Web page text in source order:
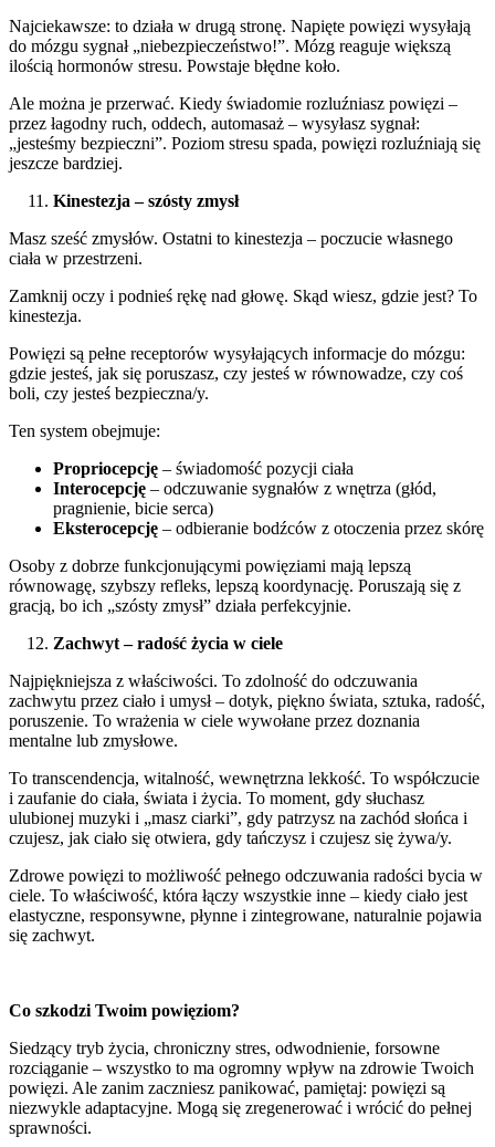
Najciekawsze: to działa w drugą stronę. Napięte powięzi wysyłają
do mózgu sygnał „niebezpieczeństwo!”. Mózg reaguje większą
ilością hormonów stresu. Powstaje błędne koło.
Ale można je przerwać. Kiedy świadomie rozluźniasz powięzi –
przez łagodny ruch, oddech, automasaż – wysyłasz sygnał:
„jesteśmy bezpieczni”. Poziom stresu spada, powięzi rozluźniają się
jeszcze bardziej.
Kinestezja – szósty zmysł
Masz sześć zmysłów. Ostatni to kinestezja – poczucie własnego
ciała w przestrzeni.
Zamknij oczy i podnieś rękę nad głowę. Skąd wiesz, gdzie jest? To
kinestezja.
Powięzi są pełne receptorów wysyłających informacje do mózgu:
gdzie jesteś, jak się poruszasz, czy jesteś w równowadze, czy coś
boli, czy jesteś bezpieczna/y.
Ten system obejmuje:
Propriocepcję – świadomość pozycji ciała
Interocepcję – odczuwanie sygnałów z wnętrza (głód,
pragnienie, bicie serca)
Eksterocepcję – odbieranie bodźców z otoczenia przez skórę
Osoby z dobrze funkcjonującymi powięziami mają lepszą
równowagę, szybszy refleks, lepszą koordynację. Poruszają się z
gracją, bo ich „szósty zmysł” działa perfekcyjnie.
Zachwyt – radość życia w ciele
Najpiękniejsza z właściwości. To zdolność do odczuwania
zachwytu przez ciało i umysł – dotyk, piękno świata, sztuka, radość,
poruszenie. To wrażenia w ciele wywołane przez doznania
mentalne lub zmysłowe.
To transcendencja, witalność, wewnętrzna lekkość. To współczucie
i zaufanie do ciała, świata i życia. To moment, gdy słuchasz
ulubionej muzyki i „masz ciarki”, gdy patrzysz na zachód słońca i
czujesz, jak ciało się otwiera, gdy tańczysz i czujesz się żywa/y.
Zdrowe powięzi to możliwość pełnego odczuwania radości bycia w
ciele. To właściwość, która łączy wszystkie inne – kiedy ciało jest
elastyczne, responsywne, płynne i zintegrowane, naturalnie pojawia
się zachwyt.
Co szkodzi Twoim powięziom?
Siedzący tryb życia, chroniczny stres, odwodnienie, forsowne
rozciąganie – wszystko to ma ogromny wpływ na zdrowie Twoich
powięzi. Ale zanim zaczniesz panikować, pamiętaj: powięzi są
niezwykle adaptacyjne. Mogą się zregenerować i wrócić do pełnej
sprawności.